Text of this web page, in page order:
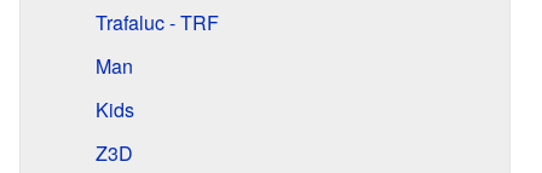
Trafaluc - TRF
Man
Kids
Z3D